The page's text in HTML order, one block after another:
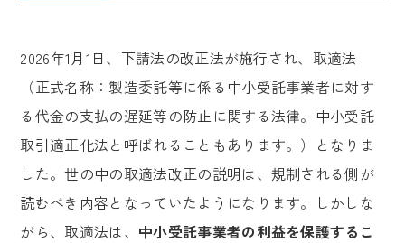
2026年1月1日、下請法の改正法が施行され、取適法
（正式名称：製造委託等に係る中小受託事業者に対す
る代金の支払の遅延等の防止に関する法律。中小受託
取引適正化法と呼ばれることもあります。）となりま
した。世の中の取適法改正の説明は、規制される側が
読むべき内容となっていたようになります。しかしな
がら、取適法は、 中小受託事業者の利益を保護するこ